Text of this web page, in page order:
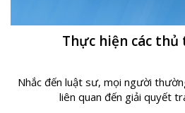
Thực hiện các thủ
Nhắc đến luật sư, mọi người
liên quan đến giải quyết